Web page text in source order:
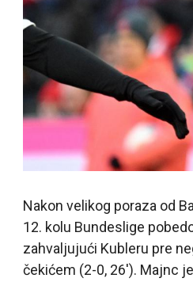
Nakon velikog poraza od
12. kolu Bundeslige
zahvaljujući Kubleru pre
čekićem (2-0, 26′). Majnc